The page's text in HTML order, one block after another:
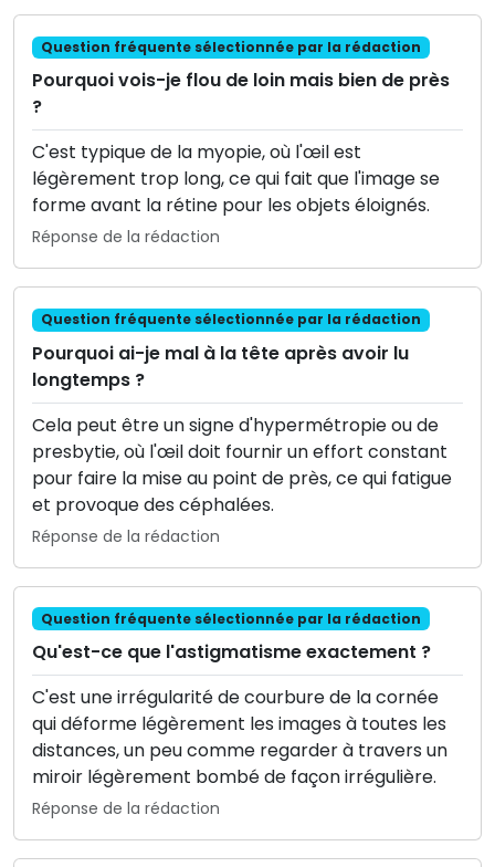
Question fréquente sélectionnée par la rédaction
Pourquoi vois-je flou de loin mais bien de près
?
C'est typique de la myopie, où l'œil est
légèrement trop long, ce qui fait que l'image se
forme avant la rétine pour les objets éloignés.
Réponse de la rédaction
Question fréquente sélectionnée par la rédaction
Pourquoi ai-je mal à la tête après avoir lu
longtemps ?
Cela peut être un signe d'hypermétropie ou de
presbytie, où l'œil doit fournir un effort constant
pour faire la mise au point de près, ce qui fatigue
et provoque des céphalées.
Réponse de la rédaction
Question fréquente sélectionnée par la rédaction
Qu'est-ce que l'astigmatisme exactement ?
C'est une irrégularité de courbure de la cornée
qui déforme légèrement les images à toutes les
distances, un peu comme regarder à travers un
miroir légèrement bombé de façon irrégulière.
Réponse de la rédaction